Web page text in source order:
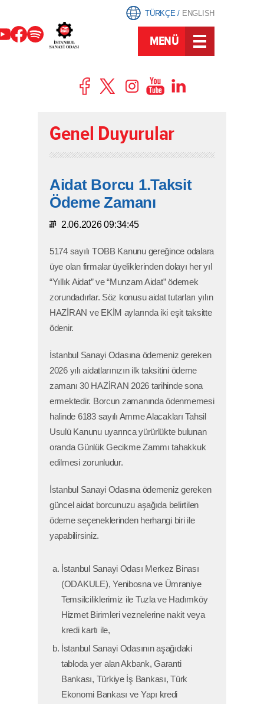
TÜRKÇE/ ENGLISH
MENÜ
Genel Duyurular
Aidat Borcu 1.Taksit
Ödeme Zamanı
2.06.2026 09:34:45
5174 sayılı TOBB Kanunu gereğince odalara
üye olan firmalar üyeliklerinden dolayı her yıl
“Yıllık Aidat” ve “Munzam Aidat” ödemek
zorundadırlar. Söz konusu aidat tutarları yılın
HAZİRAN ve EKİM aylarında iki eşit taksitte
ödenir.
İstanbul Sanayi Odasına ödemeniz gereken
2026 yılı aidatlarınızın ilk taksitini ödeme
zamanı 30 HAZİRAN 2026 tarihinde sona
ermektedir. Borcun zamanında ödenmemesi
halinde 6183 sayılı Amme Alacakları Tahsil
Usulü Kanunu uyarınca yürürlükte bulunan
oranda Günlük Gecikme Zammı tahakkuk
edilmesi zorunludur.
İstanbul Sanayi Odasına ödemeniz gereken
güncel aidat borcunuzu aşağıda belirtilen
ödeme seçeneklerinden herhangi biri ile
yapabilirsiniz.
İstanbul Sanayi Odası Merkez Binası
(ODAKULE), Yenibosna ve Ümraniye
Temsilciliklerimiz ile Tuzla ve Hadımköy
Hizmet Birimleri veznelerine nakit veya
kredi kartı ile,
İstanbul Sanayi Odasının aşağıdaki
tabloda yer alan Akbank, Garanti
Bankası, Türkiye İş Bankası, Türk
Ekonomi Bankası ve Yapı kredi